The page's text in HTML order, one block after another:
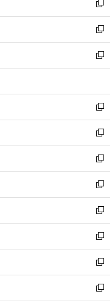
く
で
開
く
ド
ウ
で
開
く
ィ
ン
ド
ウ
で
開
い
ウ
ィ
ン
ド
ウ
開
く
新
し
い
ウ
ィ
ン
ウ
で
開
く
新
し
い
ウ
ン
ド
ウ
で
開
く
新
し
ウ
ィ
ン
ド
ウ
で
開
く
新
し
い
ウ
ィ
ン
ド
ウ
で
開
く
新
し
い
ウ
ィ
ン
ド
ウ
で
開
く
新
し
い
ウ
ィ
ン
ド
ウ
で
開
く
新
し
い
ウ
ィ
ン
ド
ウ
で
開
新
し
い
ウ
ィ
ン
ド
ウ
新
し
い
ウ
ィ
ン
新
し
い
ウ
新
し